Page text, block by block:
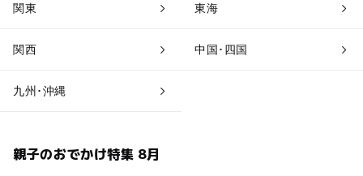
関東 東海
関西 中国･四国
九州･沖縄
親子のおでかけ特集 8月